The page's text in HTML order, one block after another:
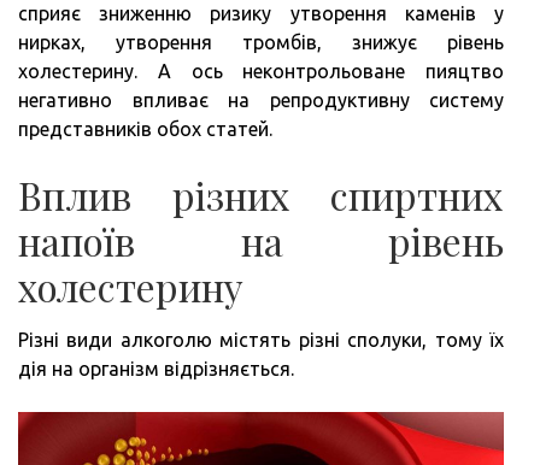
сприяє зниженню ризику утворення каменів у
нирках, утворення тромбів, знижує рівень
холестерину. А ось неконтрольоване пияцтво
негативно впливає на репродуктивну систему
представників обох статей.
Вплив різних спиртних
напоїв на рівень
холестерину
Різні види алкоголю містять різні сполуки, тому їх
дія на організм відрізняється.